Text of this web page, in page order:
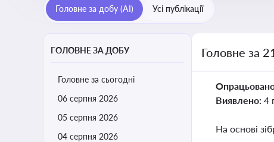
Головне за добу (AI) Усі публікації
ГОЛОВНЕ ЗА ДОБУ
Головне за сьогодні
06 серпня 2026
05 серпня 2026
04 серпня 2026
Головне за
Виявлено: 4
На основі